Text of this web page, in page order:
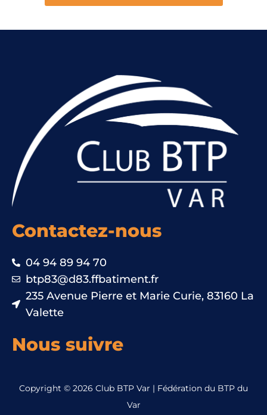
Contactez-nous
04 94 89 94 70
btp83@d83.ffbatiment.fr
235 Avenue Pierre et Marie Curie, 83160 La
Valette
Nous suivre
Copyright © 2026 Club BTP Var | Fédération du BTP du
Var